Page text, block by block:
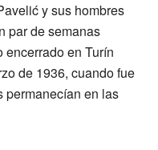
y sus hombres
par de semanas
encerrado en Turín
de 1936, cuando fue
permanecían en las